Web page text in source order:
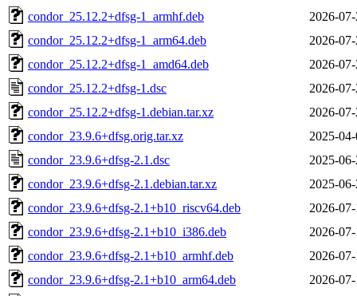
condor_25.12.2+dfsg-1_armhf.deb
2026-
condor_25.12.2+dfsg-1_arm64.deb
2026-
condor_25.12.2+dfsg-1_amd64.deb
2026-
condor_25.12.2+dfsg-1.dsc
2026-
condor_25.12.2+dfsg-1.debian.tar.xz
2026-
condor_23.9.6+dfsg.orig.tar.xz
2025-
condor_23.9.6+dfsg-2.1.dsc
2025-
condor_23.9.6+dfsg-2.1.debian.tar.xz
2025-
condor_23.9.6+dfsg-2.1+b10_riscv64.deb
2026-
condor_23.9.6+dfsg-2.1+b10_i386.deb
2026-
condor_23.9.6+dfsg-2.1+b10_armhf.deb
2026-
condor_23.9.6+dfsg-2.1+b10_arm64.deb
2026-